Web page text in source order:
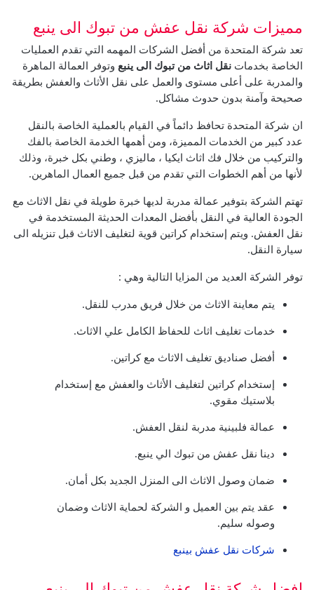
مميزات شركة نقل عفش من تبوك الى ينبع
تعد شركة المتحدة من أفضل الشركات المهمه التي تقدم العمليات
الخاصة بخدمات نقل اثاث من تبوك الى ينبع وتوفر العمالة الماهرة
والمدربة على أعلى مستوى والعمل على نقل الأثاث والعفش بطريقة
صحيحة وآمنة بدون حدوث مشاكل.
ان شركة المتحدة تحافظ دائماً في القيام بالعملية الخاصة بالنقل
عدد كبير من الخدمات المميزة، ومن أهمها الخدمة الخاصة بالفك
والتركيب من خلال فك اثاث ايكيا ، ماليزي ، وطني بكل خبرة، وذلك
لأنها من أهم الخطوات التي تقدم من قبل جميع العمال الماهرين.
تهتم الشركة بتوفير عمالة مدربة لديها خبرة طويلة في نقل الاثاث مع
الجودة العالية في النقل بأفضل المعدات الحديثة المستخدمة في
نقل العفش. ويتم إستخدام كراتين قوية لتغليف الاثاث قبل تنزيله الى
سيارة النقل.
توفر الشركة العديد من المزايا التالية وهي :
يتم معاينة الاثاث من خلال فريق مدرب للنقل.
خدمات تغليف اثاث للحفاظ الكامل علي الاثاث.
أفضل صناديق تغليف الاثاث مع كراتين.
إستخدام كراتين لتغليف الأثاث والعفش مع إستخدام
بلاستيك مقوي.
عمالة فلبينية مدربة لنقل العفش.
دينا نقل عفش من تبوك الي ينبع.
ضمان وصول الاثاث الى المنزل الجديد بكل أمان.
عقد يتم بين العميل و الشركة لحماية الاثاث وضمان
وصوله سليم.
شركات نقل عفش بينبع